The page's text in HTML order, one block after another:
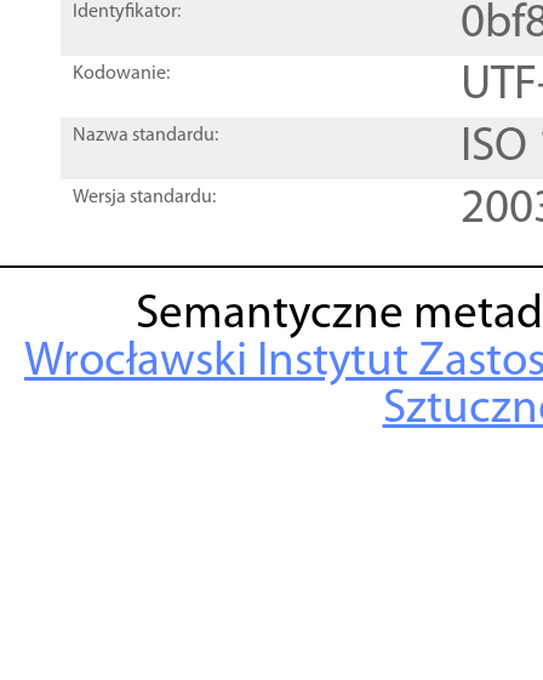
Identyfikator:
Kodowanie:
Nazwa standardu:
Wersja standardu:
Semantyczne
Wrocławski Instytut